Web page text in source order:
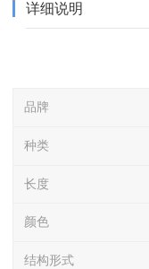
详细说明
品牌
种类
长度
颜色
结构形式